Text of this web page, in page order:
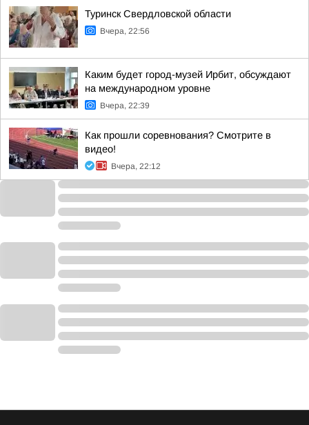
Туринск Свердловской области
Вчера, 22:56
Каким будет город-музей Ирбит, обсуждают
на международном уровне
Вчера, 22:39
Как прошли соревнования? Смотрите в
видео!
Вчера, 22:12